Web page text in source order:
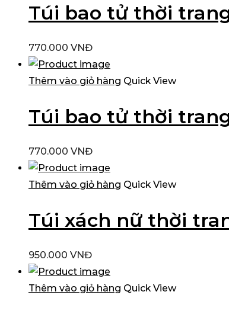
Túi bao tử thời
770.000 VNĐ
Thêm vào giỏ hàng Quick View
Túi bao tử thời
770.000 VNĐ
Thêm vào giỏ hàng Quick View
Túi xách nữ thời
950.000 VNĐ
Thêm vào giỏ hàng Quick View